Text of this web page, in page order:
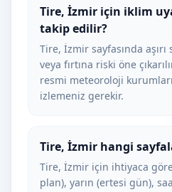
Tire, İzmir için iklim
takip edilir?
Tire, İzmir sayfasında aşırı
veya fırtına riski öne
resmi meteoroloji
izlemeniz gerekir.
Tire, İzmir hangi
Tire, İzmir için ihtiyaca
plan), yarın (ertesi gün),